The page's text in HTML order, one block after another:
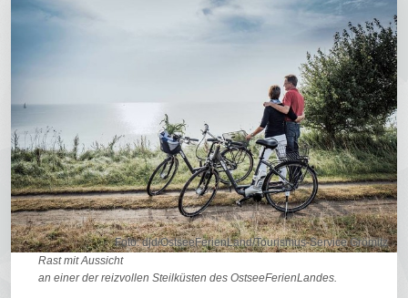
Foto: djd/OstseeFerienLand/Tourismus-Service Grömitz
Rast mit Aussicht
an einer der reizvollen Steilküsten des OstseeFerienLandes.